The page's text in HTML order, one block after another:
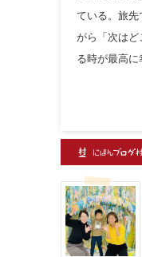
ている。旅先
がら「次はど
る時が最高